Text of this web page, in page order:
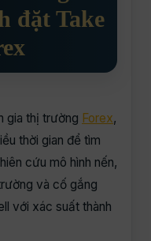
đặt Take
gia thị trường Forex,
thời gian để tìm
cứu mô hình nến,
và cố gắng
với xác suất thành